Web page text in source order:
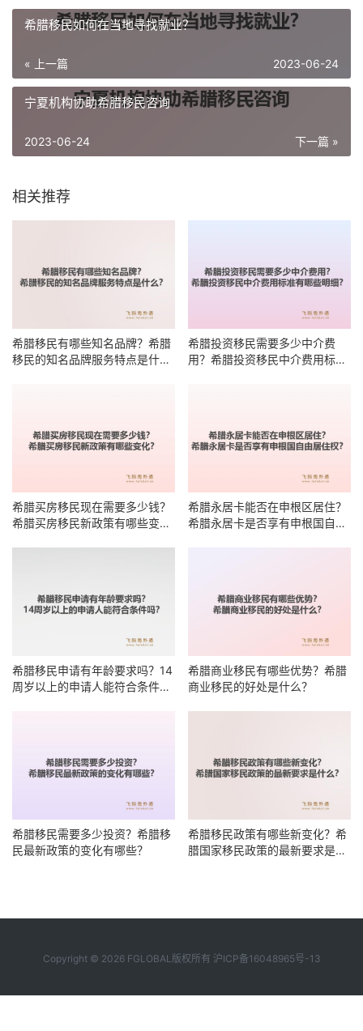
希腊移民如何在当地寻找就业？
« 上一篇 2023-06-24
宁夏机构协助希腊移民咨询
下一篇 »
2023-06-24
相关推荐
希腊移民有哪些知名品牌？希腊
移民的知名品牌服务特点是什
希腊投资移民需要多少中介费
用？希腊投资移民中介费用标准
希腊买房移民现在需要多少钱？
希腊买房移民新政策有哪些变
希腊永居卡能否在申根区居住？
希腊永居卡是否享有申根国自由
希腊移民申请有年龄要求吗？14
周岁以上的申请人能符合条件
希腊商业移民有哪些优势？希腊
商业移民的好处是什么？
希腊移民需要多少投资？希腊移
民最新政策的变化有哪些？
希腊移民政策有哪些新变化？希
腊国家移民政策的最新要求是什
Copyright © 2026 FGLOBAL版权所有 沪ICP备16048965号-13